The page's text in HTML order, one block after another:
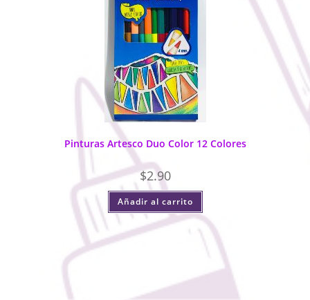
Pinturas Artesco Duo Color 12 Colores
$2.90
Añadir al carrito